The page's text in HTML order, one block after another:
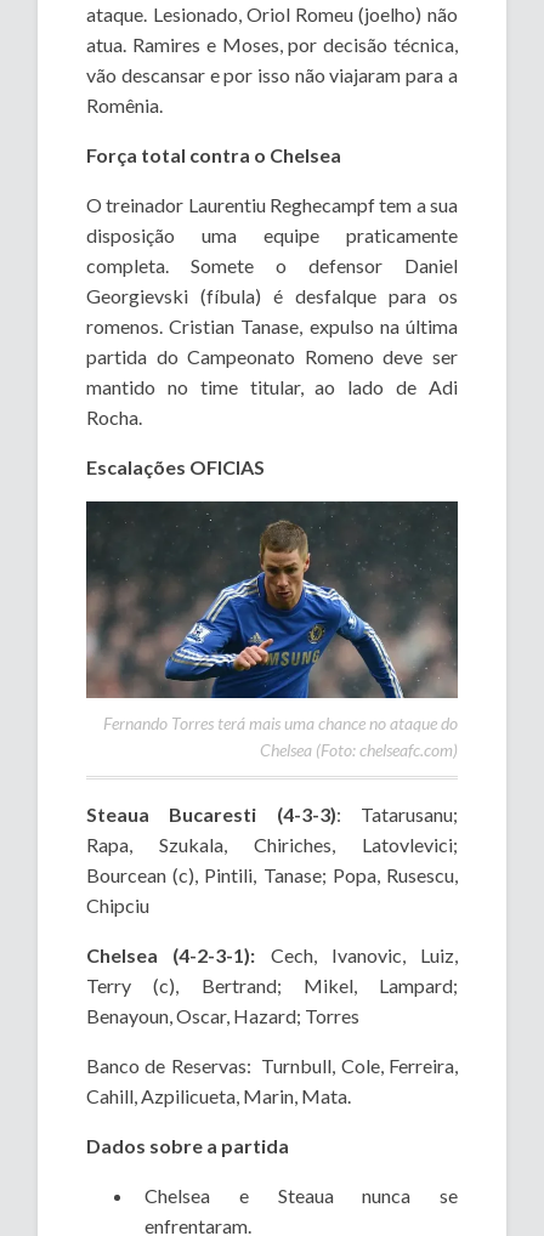
ataque. Lesionado, Oriol Romeu (joelho) não
atua. Ramires e Moses, por decisão técnica,
vão descansar e por isso não viajaram para a
Romênia.
Força total contra o Chelsea
O treinador Laurentiu Reghecampf tem a sua
disposição uma equipe praticamente
completa. Somete o defensor Daniel
Georgievski (fíbula) é desfalque para os
romenos. Cristian Tanase, expulso na última
partida do Campeonato Romeno deve ser
mantido no time titular, ao lado de Adi
Rocha.
Escalações OFICIAS
Fernando Torres terá mais uma chance no ataque do
Chelsea (Foto: chelseafc.com)
Steaua Bucaresti (4-3-3): Tatarusanu;
Rapa, Szukala, Chiriches, Latovlevici;
Bourcean (c), Pintili, Tanase; Popa, Rusescu,
Chipciu
Chelsea (4-2-3-1): Cech, Ivanovic, Luiz,
Terry (c), Bertrand; Mikel, Lampard;
Benayoun, Oscar, Hazard; Torres
Banco de Reservas: Turnbull, Cole, Ferreira,
Cahill, Azpilicueta, Marin, Mata.
Dados sobre a partida
Chelsea e Steaua nunca se
enfrentaram.